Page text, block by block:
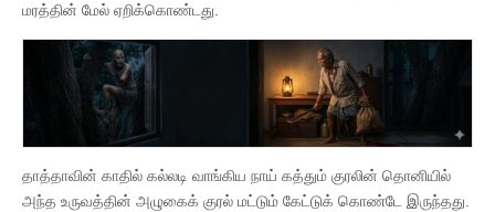
மரத்தின் மேல் ஏறிக்கொண்டது.
தாத்தாவின் காதில் கல்லடி வாங்கிய நாய் கத்தும் குரலின் தொனியில்
அந்த உருவத்தின் அழுகைக் குரல் மட்டும் கேட்டுக் கொண்டே இருந்தது.